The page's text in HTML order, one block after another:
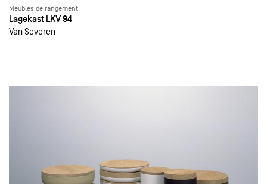
Meubles de rangement
Lagekast LKV 94
Van Severen